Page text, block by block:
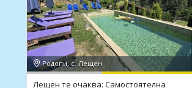
Родопи, с. Лещен
Лещен те очаква: Самостоятелна